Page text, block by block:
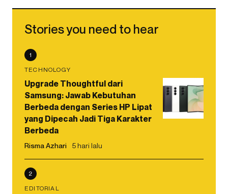
Stories you need to hear
1
TECHNOLOGY
Upgrade Thoughtful dari
Samsung: Jawab Kebutuhan
Berbeda dengan Series HP Lipat
yang Dipecah Jadi Tiga Karakter
Berbeda
Risma Azhari 5 hari lalu
2
EDITORIAL